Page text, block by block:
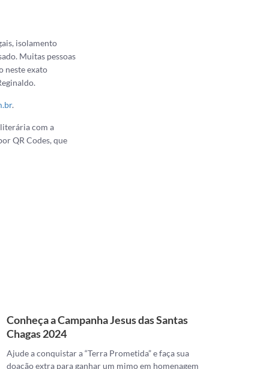
isolamento
Muitas pessoas
neste exato
.
com a
QR Codes, que
Conheça a Campanha Jesus das Santas
Chagas 2024
Ajude a conquistar a “Terra Prometida” e faça sua
doação extra para ganhar um mimo em homenagem